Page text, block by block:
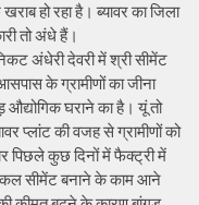
हो रहा है। ब्यावर का जिला
तो अंधे हैं।
अंधेरी देवरी में श्री सीमेंट
के ग्रामीणों का जीना
औद्योगिक घराने का है। यूं तो
प्लांट की वजह से ग्रामीणों को
पिछले कुछ दिनों में फैक्ट्री में
सीमेंट बनाने के काम आने